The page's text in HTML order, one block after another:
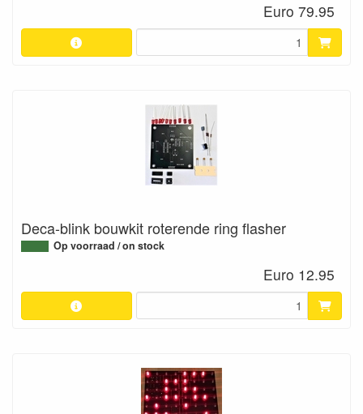
Euro 79.95
Deca-blink bouwkit roterende ring flasher
Op voorraad / on stock
Euro 12.95